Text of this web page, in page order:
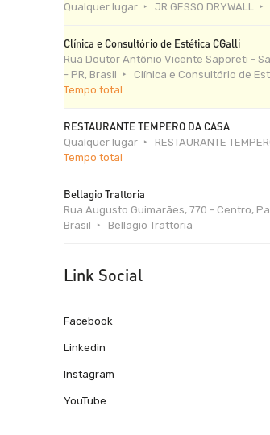
Qualquer lugar JR GESSO DRYWALL
Clínica e Consultório de Estética CGalli
Rua Doutor Antônio Vicente Saporeti -
- PR, Brasil
Clínica e Consultório de
Tempo total
RESTAURANTE TEMPERO DA CASA
Qualquer lugar
RESTAURANTE
Tempo total
Bellagio Trattoria
Rua Augusto Guimarães, 770 - Centro,
Brasil
Bellagio Trattoria
Link Social
Facebook
Linkedin
Instagram
YouTube